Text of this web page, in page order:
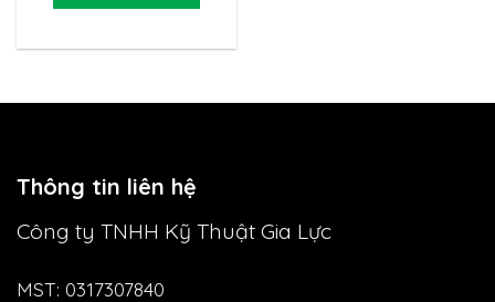
Thông tin liên hệ
Công ty TNHH Kỹ Thuật Gia Lực
MST: 0317307840